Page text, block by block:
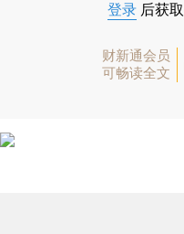
登录 后获
财新通会员
可畅读全文